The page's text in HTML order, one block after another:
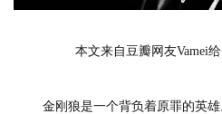
本文来自豆瓣网友Vamei
金刚狼是一个背负着原罪的英雄